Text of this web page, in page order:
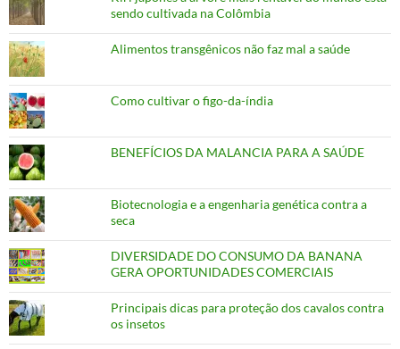
sendo cultivada na Colômbia
Alimentos transgênicos não faz mal a saúde
Como cultivar o figo-da-índia
BENEFÍCIOS DA MALANCIA PARA A SAÚDE
Biotecnologia e a engenharia genética contra a
seca
DIVERSIDADE DO CONSUMO DA BANANA
GERA OPORTUNIDADES COMERCIAIS
Principais dicas para proteção dos cavalos contra
os insetos